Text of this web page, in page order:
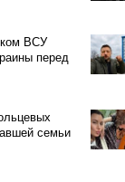
ВСУ
перед
семьи